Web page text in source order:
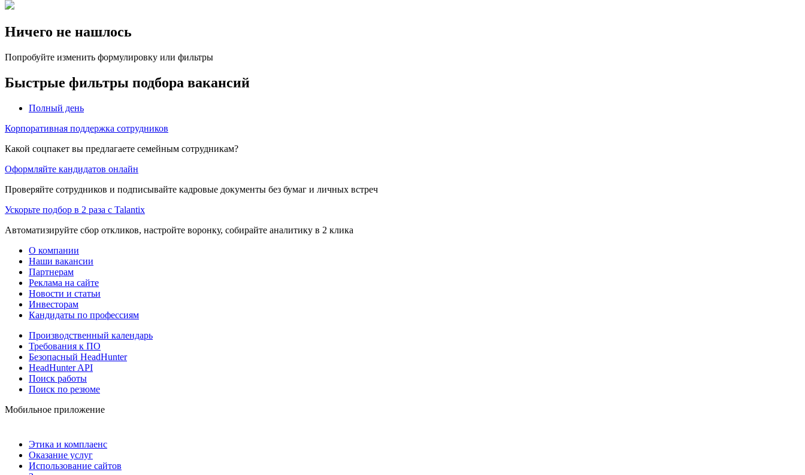
Ничего не нашлось
Попробуйте изменить формулировку или фильтры
Быстрые фильтры подбора вакансий
Полный день
Корпоративная поддержка сотрудников
Какой соцпакет вы предлагаете семейным сотрудникам?
Оформляйте кандидатов онлайн
Проверяйте сотрудников и подписывайте кадровые документы без бумаг и личных встреч
Ускорьте подбор в 2 раза с Talantix
Автоматизируйте сбор откликов, настройте воронку, собирайте аналитику в 2 клика
О компании
Наши вакансии
Партнерам
Реклама на сайте
Новости и статьи
Инвесторам
Кандидаты по профессиям
Производственный календарь
Требования к ПО
Безопасный HeadHunter
HeadHunter API
Поиск работы
Поиск по резюме
Мобильное приложение
Этика и комплаенс
Оказание услуг
Использование сайтов